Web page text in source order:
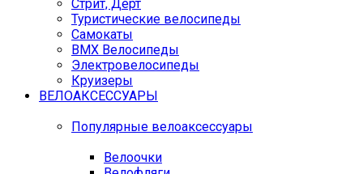
Стрит, Дёрт
Туристические велосипеды
Самокаты
BMX Велосипеды
Электровелосипеды
Круизеры
ВЕЛОАКСЕССУАРЫ
Популярные велоаксессуары
Велоочки